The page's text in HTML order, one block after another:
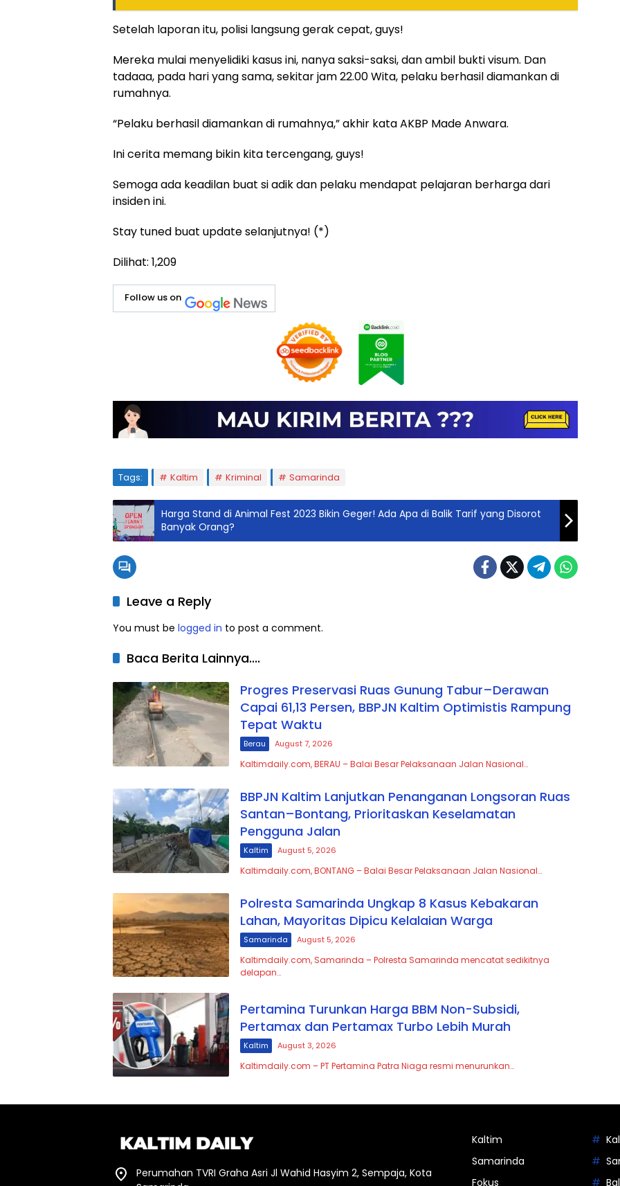
Setelah laporan itu, polisi langsung gerak cepat, guys!
Mereka mulai menyelidiki kasus ini, nanya saksi-saksi, dan ambil bukti visum. Dan
tadaaa, pada hari yang sama, sekitar jam 22.00 Wita, pelaku berhasil diamankan di
rumahnya.
“Pelaku berhasil diamankan di rumahnya,” akhir kata AKBP Made Anwara.
Ini cerita memang bikin kita tercengang, guys!
Semoga ada keadilan buat si adik dan pelaku mendapat pelajaran berharga dari
insiden ini.
Stay tuned buat update selanjutnya! (*)
Dilihat: 1,209
Follow us on
Tags: Kaltim Kriminal Samarinda
Harga Stand di Animal Fest 2023 Bikin Geger! Ada Apa di Balik Tarif yang Disorot
Banyak Orang?
Leave a Reply
You must be logged in to post a comment.
Baca Berita Lainnya....
Progres Preservasi Ruas Gunung Tabur–Derawan
Capai 61,13 Persen, BBPJN Kaltim Optimistis Rampung
Tepat Waktu
Berau August 7, 2026
Kaltimdaily.com, BERAU – Balai Besar Pelaksanaan Jalan Nasional…
BBPJN Kaltim Lanjutkan Penanganan Longsoran Ruas
Santan–Bontang, Prioritaskan Keselamatan
Pengguna Jalan
Kaltim August 5, 2026
Kaltimdaily.com, BONTANG – Balai Besar Pelaksanaan Jalan Nasional…
Polresta Samarinda Ungkap 8 Kasus Kebakaran
Lahan, Mayoritas Dipicu Kelalaian Warga
Samarinda August 5, 2026
Kaltimdaily.com, Samarinda – Polresta Samarinda mencatat sedikitnya
delapan…
Pertamina Turunkan Harga BBM Non-Subsidi,
Pertamax dan Pertamax Turbo Lebih Murah
Kaltim August 3, 2026
Kaltimdaily.com – PT Pertamina Patra Niaga resmi menurunkan…
Perumahan TVRI Graha Asri Jl Wahid Hasyim 2, Sempaja, Kota
Kaltim
Samarinda
Fokus